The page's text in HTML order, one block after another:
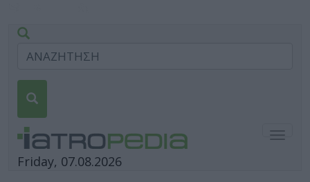
Friday, 07.08.2026